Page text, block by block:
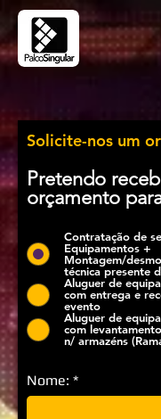
Solicite-nos um
Pretendo
orçamento
Contratação de
Equipamentos +
Montagem/
técnica presente
Aluguer de
com entrega e
evento
Aluguer de
com
n/ armazéns
Nome: